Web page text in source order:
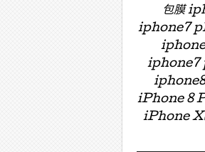
包膜
iphone7
iphone7
iphone8
iPhone 8
iPhone